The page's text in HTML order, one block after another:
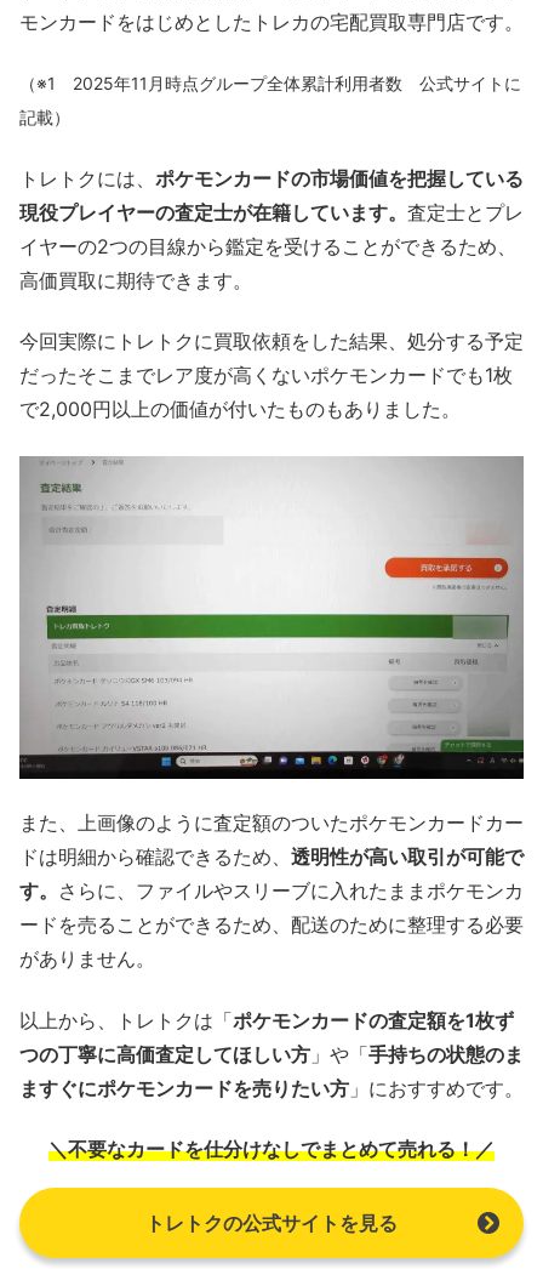
モンカードをはじめとしたトレカの宅配買取専門店です。
（※1 2025年11月時点グループ全体累計利用者数 公式サイトに
記載）
トレトクには、 ポケモンカードの市場価値を把握している
現役プレイヤーの査定士が在籍しています。 査定士とプレ
イヤーの2つの目線から鑑定を受けることができるため、
高価買取に期待できます。
今回実際にトレトクに買取依頼をした結果、処分する予定
だったそこまでレア度が高くないポケモンカードでも1枚
で2,000円以上の価値が付いたものもありました。
また、上画像のように査定額のついたポケモンカードカー
ドは明細から確認できるため、 透明性が高い取引が可能で
す。 さらに、ファイルやスリーブに入れたままポケモンカ
ードを売ることができるため、配送のために整理する必要
がありません。
以上から、トレトクは「ポケモンカードの査定額を1枚ず
つの丁寧に高価査定してほしい方 」や「手持ちの状態のま
ますぐにポケモンカードを売りたい方 」におすすめです。
＼不要なカードを仕分けなしでまとめて売れる！／
トレトクの公式サイトを見る